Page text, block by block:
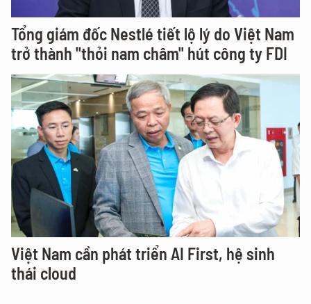
Tổng giám đốc Nestlé tiết lộ lý do Việt Nam
trở thành "thỏi nam châm" hút công ty FDI
Việt Nam cần phát triển AI First, hệ sinh
thái cloud